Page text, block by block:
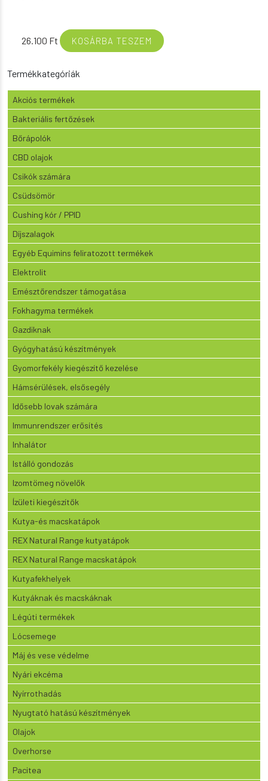
26.100 Ft KOSÁRBA TESZEM
Termékkategóriák
Akciós termékek
Bakteriális fertőzések
Bőrápolók
CBD olajok
Csikók számára
Csüdsömör
Cushing kór / PPID
Díjszalagok
Egyéb Equimins feliratozott termékek
Elektrolit
Emésztőrendszer támogatása
Fokhagyma termékek
Gazdiknak
Gyógyhatású készítmények
Gyomorfekély kiegészítő kezelése
Hámsérülések, elsősegély
Idősebb lovak számára
Immunrendszer erősítés
Inhalátor
Istálló gondozás
Izomtömeg növelők
Ízületi kiegészítők
Kutya-és macskatápok
REX Natural Range kutyatápok
REX Natural Range macskatápok
Kutyafekhelyek
Kutyáknak és macskáknak
Légúti termékek
Lócsemege
Máj és vese védelme
Nyári ekcéma
Nyírrothadás
Nyugtató hatású készítmények
Olajok
Overhorse
Pacitea